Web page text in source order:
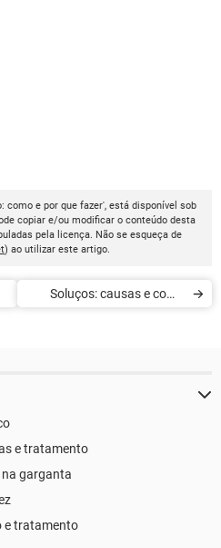
como e por que fazer', está disponível sob
copiar e/ou modificar o conteúdo desta
pela licença. Não se esqueça de
) ao utilizar este artigo.
Soluços: causas e como
e tratamento
na garganta
e tratamento